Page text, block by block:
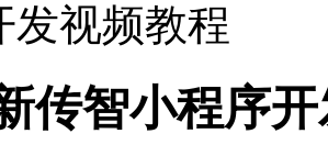
发视频教程
传智小程序